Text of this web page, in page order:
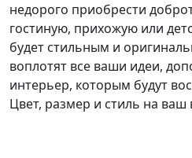
недорого приобрести
гостиную, прихожую или
будет стильным и
воплотят все ваши идеи,
интерьер, которым будут
Цвет, размер и стиль на